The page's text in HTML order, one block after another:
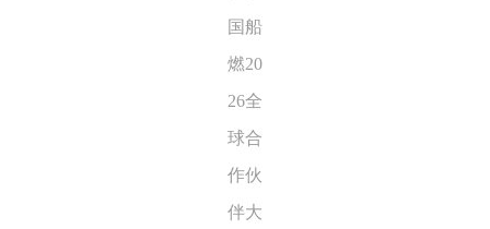
国船
燃20
26全
球合
作伙
伴大